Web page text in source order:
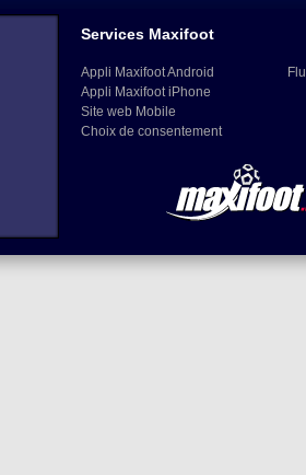
Services Maxifoot
Appli Maxifoot Android
Appli Maxifoot iPhone
Site web Mobile
Choix de consentement